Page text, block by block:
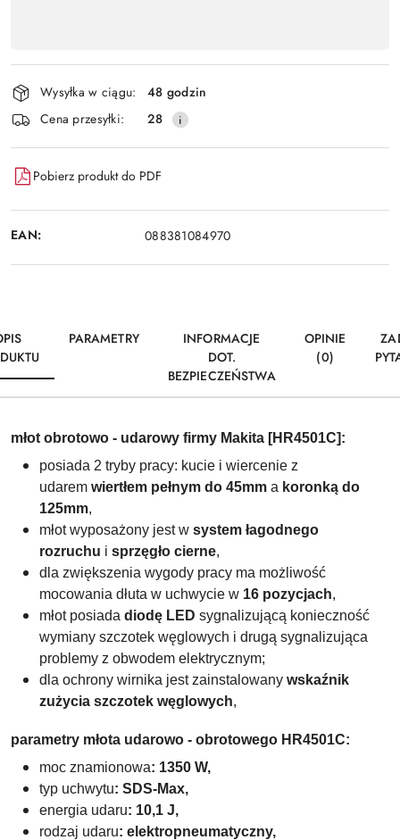
płatność
i
dostawa
Wysyłka w ciągu:
48 godzin
Cena przesyłki:
28
Pobierz produkt do PDF
EAN: 088381084970
PARAMETRY
INFORMACJE
DOT.
BEZPIECZEŃSTWA
OPINIE
(0)
młot obrotowo - udarowy firmy Makita [HR4501C]:
posiada 2 tryby pracy: kucie i wiercenie z
udarem wiertłem pełnym do 45mm a koronką do
125mm,
młot wyposażony jest w system łagodnego
rozruchu i sprzęgło cierne,
dla zwiększenia wygody pracy ma możliwość
mocowania dłuta w uchwycie w 16 pozycjach,
młot posiada diodę LED sygnalizującą konieczność
wymiany szczotek węglowych i drugą sygnalizująca
problemy z obwodem elektrycznym;
dla ochrony wirnika jest zainstalowany wskaźnik
zużycia szczotek węglowych,
parametry młota udarowo - obrotowego HR4501C:
moc znamionowa: 1350 W,
typ uchwytu: SDS-Max,
energia udaru: 10,1 J,
rodzaj udaru: elektropneumatyczny,